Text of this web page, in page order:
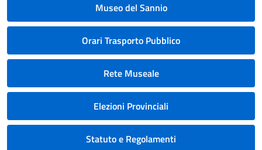
Museo del Sannio
Orari Trasporto Pubblico
Rete Museale
Elezioni Provinciali
Statuto e Regolamenti